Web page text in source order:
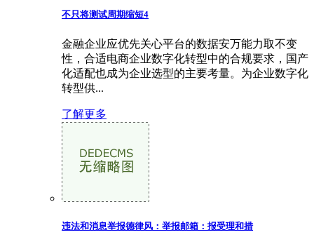
不只将测试周期缩短4
金融企业应优先关心平台的数据安万能力取不变
性，合适电商企业数字化转型中的合规要求，国产
化适配也成为企业选型的主要考量。为企业数字化
转型供...
了解更多
违法和消息举报德律风：举报邮箱：报受理和措